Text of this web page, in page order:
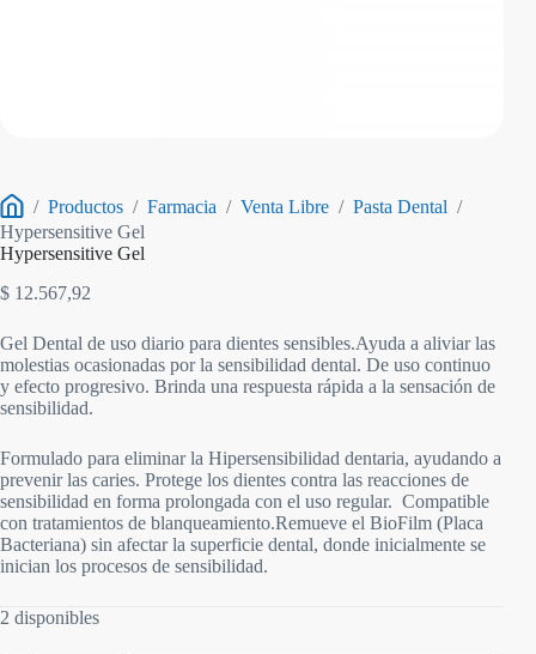
Inicio
/ Productos / Farmacia / Venta Libre / Pasta Dental /
Hypersensitive Gel
Hypersensitive Gel
$ 12.567,92
Gel Dental de uso diario para dientes sensibles.Ayuda a aliviar las
molestias ocasionadas por la sensibilidad dental. De uso continuo
y efecto progresivo. Brinda una respuesta rápida a la sensación de
sensibilidad.
Formulado para eliminar la Hipersensibilidad dentaria, ayudando a
prevenir las caries. Protege los dientes contra las reacciones de
sensibilidad en forma prolongada con el uso regular. Compatible
con tratamientos de blanqueamiento.Remueve el BioFilm (Placa
Bacteriana) sin afectar la superficie dental, donde inicialmente se
inician los procesos de sensibilidad.
2 disponibles